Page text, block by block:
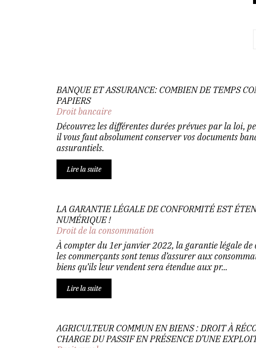
BANQUE ET ASSURANCE: COMBIEN DE TEMPS
PAPIERS
Droit bancaire
Découvrez les différentes durées prévues par la loi,
il vous faut absolument conserver vos documents
assurantiels.
Lire la suite
LA GARANTIE LÉGALE DE CONFORMITÉ EST
NUMÉRIQUE !
Droit de la consommation
À compter du 1er janvier 2022, la garantie légale de
les commerçants sont tenus d’assurer aux
biens qu’ils leur vendent sera étendue aux pr...
Lire la suite
AGRICULTEUR COMMUN EN BIENS : DROIT À
CHARGE DU PASSIF EN PRÉSENCE D’UNE